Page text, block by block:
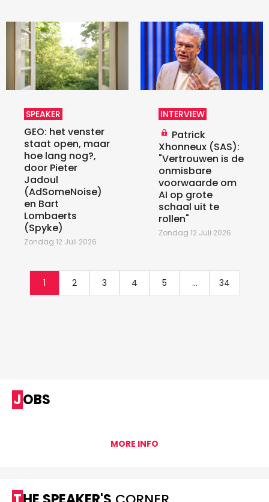
SPEAKER
GEO: het venster
staat open, maar
hoe lang nog?,
door Pieter
Jadoul
(AdSomeNoise)
en Bart
Lombaerts
(Spyke)
Zondag 12 Juli 2026
INTERVIEW
Patrick
Xhonneux (SAS):
"Vertrouwen is de
onmisbare
voorwaarde om
AI op grote
schaal uit te
rollen"
Zondag 12 Juli 2026
1 2 3 4 5 ... 34
JOBS
MORE INFO